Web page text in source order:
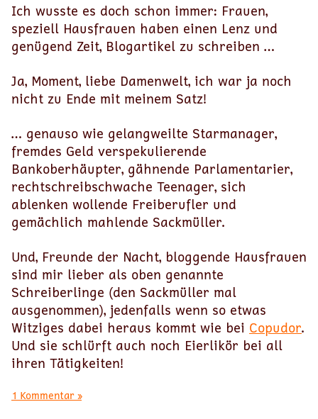
Ich wusste es doch schon immer: Frauen,
speziell Hausfrauen haben einen Lenz und
genügend Zeit, Blogartikel zu schreiben …
Ja, Moment, liebe Damenwelt, ich war ja noch
nicht zu Ende mit meinem Satz!
… genauso wie gelangweilte Starmanager,
fremdes Geld verspekulierende
Bankoberhäupter, gähnende Parlamentarier,
rechtschreibschwache Teenager, sich
ablenken wollende Freiberufler und
gemächlich mahlende Sackmüller.
Und, Freunde der Nacht, bloggende Hausfrauen
sind mir lieber als oben genannte
Schreiberlinge (den Sackmüller mal
ausgenommen), jedenfalls wenn so etwas
Witziges dabei heraus kommt wie bei Copudor.
Und sie schlürft auch noch Eierlikör bei all
ihren Tätigkeiten!
1 Kommentar »